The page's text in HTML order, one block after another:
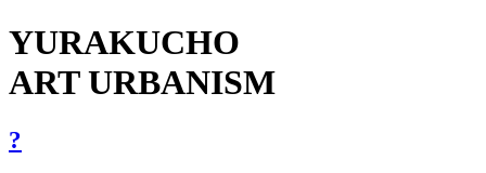
YURAKUCHO
ART URBANISM
?